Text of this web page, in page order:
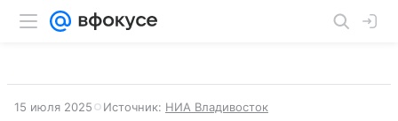
15 июля 2025 Источник: НИА Владивосток